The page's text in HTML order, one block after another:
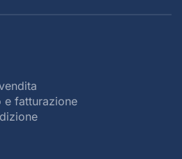
e fatturazione